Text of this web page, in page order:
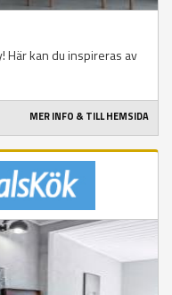
Här kan du inspireras av
MER INFO & TILL HEMSIDA